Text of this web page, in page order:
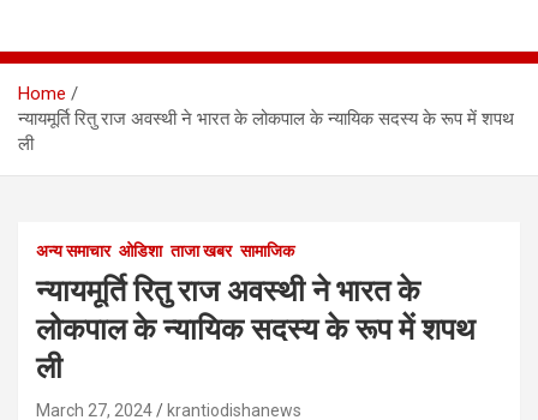
Home
न्यायमूर्ति रितु राज अवस्थी ने भारत के लोकपाल के न्यायिक सदस्य के रूप में शपथ
ली
अन्य समाचार ओडिशा ताजा खबर सामाजिक
न्यायमूर्ति रितु राज अवस्थी ने भारत के
लोकपाल के न्यायिक सदस्य के रूप में शपथ
ली
March 27, 2024 krantiodishanews